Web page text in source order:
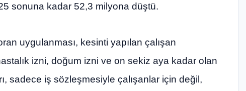
sonuna kadar 52,3 milyona düştü.
uygulanması, kesinti yapılan çalışan
izni, doğum izni ve on sekiz aya kadar olan
sadece iş sözleşmesiyle çalışanlar için değil,